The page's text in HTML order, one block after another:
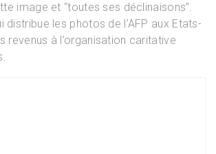
image et “toutes ses déclinaisons”.
distribue les photos de l’AFP aux Etats-
revenus à l’organisation caritative